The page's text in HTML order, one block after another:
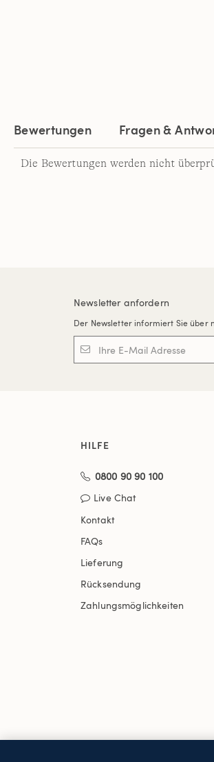
Bewertungen Fragen &
Die Bewertungen werden nicht
Newsletter anfordern
Der Newsletter informiert Sie über
HILFE
0800 90 90 100
Live Chat
Kontakt
FAQs
Lieferung
Rücksendung
Zahlungsmöglichkeiten